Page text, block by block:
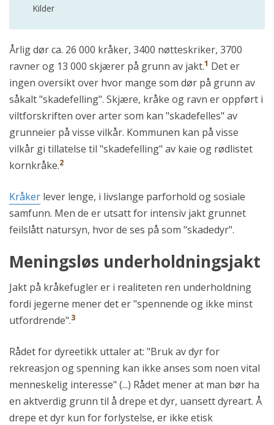
Kilder
Årlig dør ca. 26 000 kråker, 3400 nøtteskriker, 3700
ravner og 13 000 skjærer på grunn av jakt.1 Det er
ingen oversikt over hvor mange som dør på grunn av
såkalt "skadefelling". Skjære, kråke og ravn er oppført i
viltforskriften over arter som kan "skadefelles" av
grunneier på visse vilkår. Kommunen kan på visse
vilkår gi tillatelse til "skadefelling" av kaie og rødlistet
kornkråke.2
Kråker lever lenge, i livslange parforhold og sosiale
samfunn. Men de er utsatt for intensiv jakt grunnet
feilslått natursyn, hvor de ses på som "skadedyr".
Meningsløs underholdningsjakt
Jakt på kråkefugler er i realiteten ren underholdning
fordi jegerne mener det er "spennende og ikke minst
utfordrende".3
Rådet for dyreetikk uttaler at: "Bruk av dyr for
rekreasjon og spenning kan ikke anses som noen vital
menneskelig interesse" (...) Rådet mener at man bør ha
en aktverdig grunn til å drepe et dyr, uansett dyreart. Å
drepe et dyr kun for forlystelse, er ikke etisk